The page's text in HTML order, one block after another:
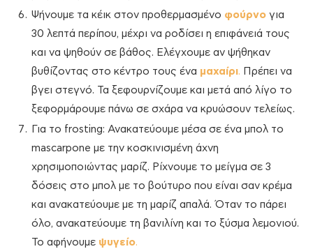
Ψήνουμε τα κέικ στον προθερμασμένο φούρνο για
30 λεπτά περίπου, μέχρι να ροδίσει η επιφάνειά τους
και να ψηθούν σε βάθος. Ελέγχουμε αν ψήθηκαν
βυθίζοντας στο κέντρο τους ένα μαχαίρι. Πρέπει να
βγει στεγνό. Τα ξεφουρνίζουμε και μετά από λίγο το
ξεφορμάρουμε πάνω σε σχάρα να κρυώσουν τελείως.
Για το frosting: Ανακατεύουμε μέσα σε ένα μπολ το
mascarpone με την κοσκινισμένη άχνη
χρησιμοποιώντας μαρίζ. Ρίχνουμε το μείγμα σε 3
δόσεις στο μπολ με το βούτυρο που είναι σαν κρέμα
και ανακατεύουμε με τη μαρίζ απαλά. Όταν το πάρει
όλο, ανακατεύουμε τη βανιλίνη και το ξύσμα λεμονιού.
Το αφήνουμε ψυγείο.